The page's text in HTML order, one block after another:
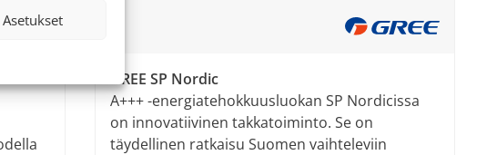
Asetukset
GREE SP Nordic
A+++ -energiatehokkuusluokan SP Nordicissa
on innovatiivinen takkatoiminto. Se on
täydellinen ratkaisu Suomen vaihteleviin